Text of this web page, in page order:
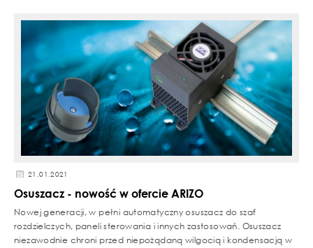
21.01.2021
Osuszacz - nowość w ofercie ARIZO
Nowej generacji, w pełni automatyczny osuszacz do szaf
rozdzielczych, paneli sterowania i innych zastosowań. Osuszacz
niezawodnie chroni przed niepożądaną wilgocią i kondensacją w